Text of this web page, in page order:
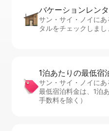
バケーションレ⁠ン⁠
サン・サイ・ノイに
タルをチェックしまし
1泊あたりの最⁠低⁠宿⁠
サン・サイ・ノイに
最低宿泊料金は、1泊
手数料を除く）